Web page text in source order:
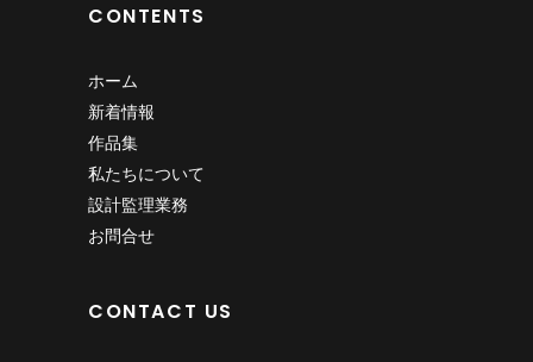
CONTENTS
ホーム
新着情報
作品集
私たちについて
設計監理業務
お問合せ
CONTACT US